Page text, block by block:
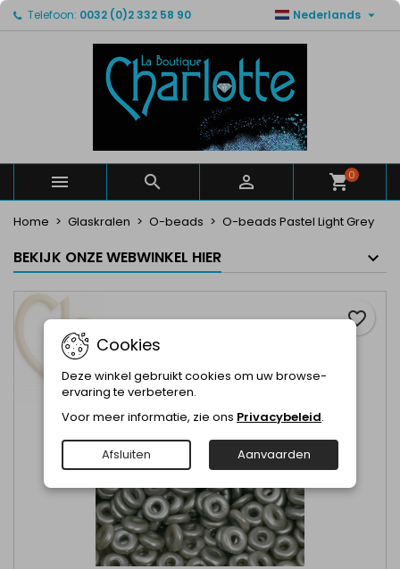
Telefoon: 0032 (0)2 332 58 90 Nederlands 
   0
Home Glaskralen O-beads O-beads Pastel Light Grey
BEKIJK ONZE WEBWINKEL HIER
favorite_border
Mijn verlanglijsten ×
Maak een lijst
Maak een verlanglijst ×
Verlanglijst naam
Annuleren Maak een verlanglijst
Inloggen ×
U moet ingelogd zijn om producten in uw verlanglijst
Annuleren Inloggen
Cookies
Deze winkel gebruikt cookies om uw browse-
ervaring te verbeteren.
Voor meer informatie, zie ons Privacybeleid.
Afsluiten Aanvaarden